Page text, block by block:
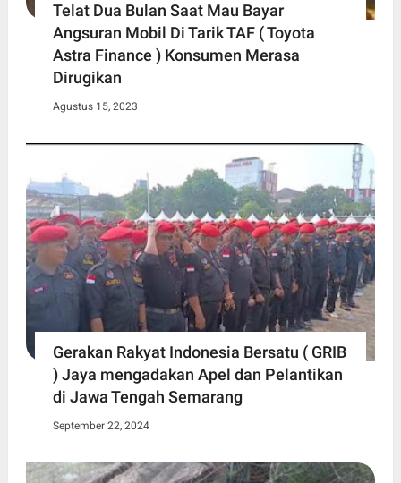
Telat Dua Bulan Saat Mau Bayar
Angsuran Mobil Di Tarik TAF ( Toyota
Astra Finance ) Konsumen Merasa
Dirugikan
Agustus 15, 2023
Gerakan Rakyat Indonesia Bersatu ( GRIB
) Jaya mengadakan Apel dan Pelantikan
di Jawa Tengah Semarang
September 22, 2024